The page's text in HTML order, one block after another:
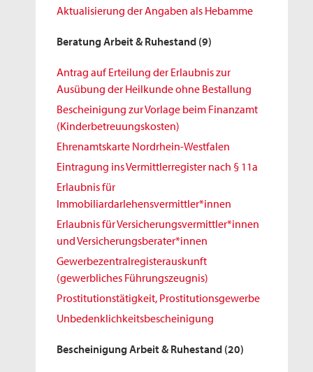
Aktualisierung der Angaben als Hebamme
Beratung Arbeit & Ruhestand (9)
Antrag auf Erteilung der Erlaubnis zur
Ausübung der Heilkunde ohne Bestallung
Bescheinigung zur Vorlage beim Finanzamt
(Kinderbetreuungskosten)
Ehrenamtskarte Nordrhein-Westfalen
Eintragung ins Vermittlerregister nach § 11a
Erlaubnis für
Immobiliardarlehensvermittler*innen
Erlaubnis für Versicherungsvermittler*innen
und Versicherungsberater*innen
Gewerbezentralregisterauskunft
(gewerbliches Führungszeugnis)
Prostitutionstätigkeit, Prostitutionsgewerbe
Unbedenklichkeitsbescheinigung
Bescheinigung Arbeit & Ruhestand (20)